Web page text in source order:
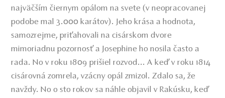
najväčším čiernym opálom na svete (v neopracovanej
podobe mal 3.000 karátov). Jeho krása a hodnota,
samozrejme, priťahovali na cisárskom dvore
mimoriadnu pozornosť a Josephine ho nosila často a
rada. No v roku 1809 prišiel rozvod... A keď v roku 1814
cisárovná zomrela, vzácny opál zmizol. Zdalo sa, že
navždy. No o sto rokov sa náhle objavil v Rakúsku, keď